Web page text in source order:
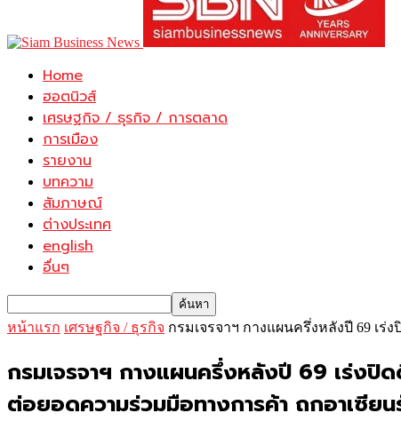
Home
ฮอตนิวส์
เศรษฐกิจ / ธุรกิจ / การตลาด
การเมือง
รายงาน
บทความ
สัมภาษณ์
ต่างประเทศ
english
อื่นๆ
หน้าแรก เศรษฐกิจ / ธุรกิจ กรมเจรจาฯ กางแผนครึ่งหลังปี 69 เ
กรมเจรจาฯ กางแผนครึ่งหลังปี 69 เร่งปิ
ต่อยอดความร่วมมือทางการค้า ถกอาเซีย